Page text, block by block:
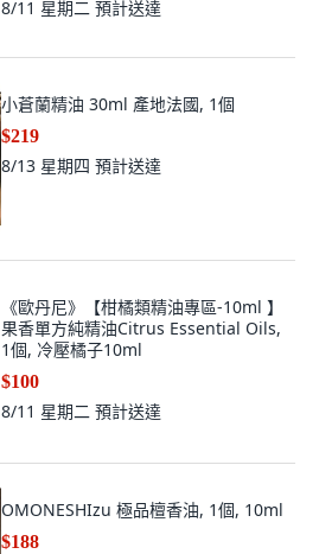
8/11 星期二 預計送達
小蒼蘭精油 30ml 產地法國, 1個
$219
8/13 星期四 預計送達
《歐丹尼》【柑橘類精油專區-10ml 】
果香單方純精油Citrus Essential Oils,
1個, 冷壓橘子10ml
$100
8/11 星期二 預計送達
OMONESHIzu 極品檀香油, 1個, 10ml
$188